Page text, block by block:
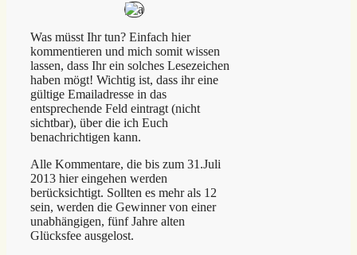
Was müsst Ihr tun? Einfach hier
kommentieren und mich somit wissen
lassen, dass Ihr ein solches Lesezeichen
haben mögt! Wichtig ist, dass ihr eine
gültige Emailadresse in das
entsprechende Feld eintragt (nicht
sichtbar), über die ich Euch
benachrichtigen kann.
Alle Kommentare, die bis zum 31.Juli
2013 hier eingehen werden
berücksichtigt. Sollten es mehr als 12
sein, werden die Gewinner von einer
unabhängigen, fünf Jahre alten
Glücksfee ausgelost.